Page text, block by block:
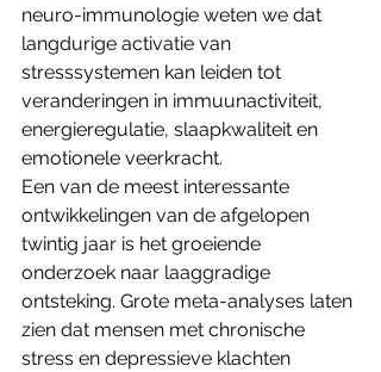
neuro-immunologie weten we dat
langdurige activatie van
stresssystemen kan leiden tot
veranderingen in immuunactiviteit,
energieregulatie, slaapkwaliteit en
emotionele veerkracht.
Een van de meest interessante
ontwikkelingen van de afgelopen
twintig jaar is het groeiende
onderzoek naar laaggradige
ontsteking. Grote meta-analyses laten
zien dat mensen met chronische
stress en depressieve klachten